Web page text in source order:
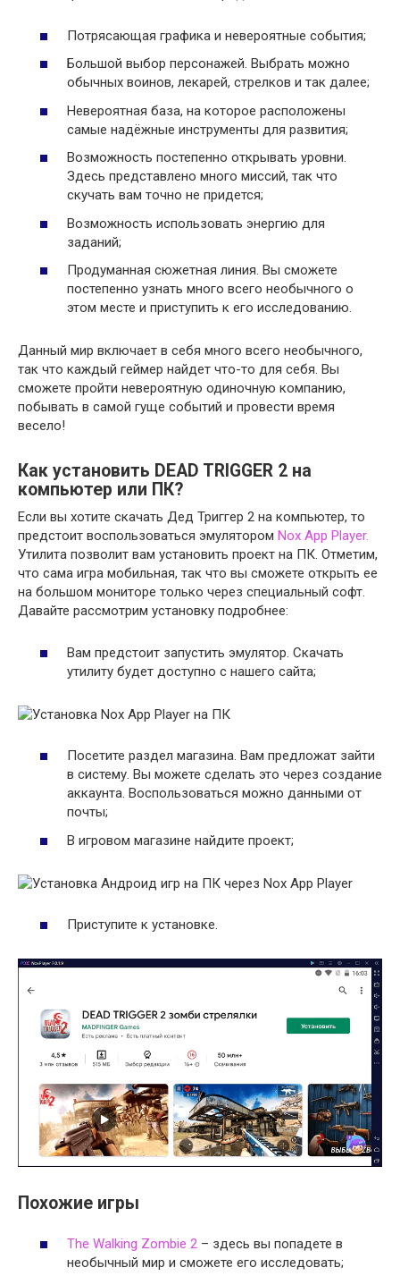
Потрясающая графика и невероятные события;
Большой выбор персонажей. Выбрать можно
обычных воинов, лекарей, стрелков и так далее;
Невероятная база, на которое расположены
самые надёжные инструменты для развития;
Возможность постепенно открывать уровни.
Здесь представлено много миссий, так что
скучать вам точно не придется;
Возможность использовать энергию для
заданий;
Продуманная сюжетная линия. Вы сможете
постепенно узнать много всего необычного о
этом месте и приступить к его исследованию.
Данный мир включает в себя много всего необычного,
так что каждый геймер найдет что-то для себя. Вы
сможете пройти невероятную одиночную компанию,
побывать в самой гуще событий и провести время
весело!
Как установить DEAD TRIGGER 2 на
компьютер или ПК?
Если вы хотите скачать Дед Триггер 2 на компьютер, то
предстоит воспользоваться эмулятором Nox App Player.
Утилита позволит вам установить проект на ПК. Отметим,
что сама игра мобильная, так что вы сможете открыть ее
на большом мониторе только через специальный софт.
Давайте рассмотрим установку подробнее:
Вам предстоит запустить эмулятор. Скачать
утилиту будет доступно с нашего сайта;
Посетите раздел магазина. Вам предложат зайти
в систему. Вы можете сделать это через создание
аккаунта. Воспользоваться можно данными от
почты;
В игровом магазине найдите проект;
Приступите к установке.
Похожие игры
The Walking Zombie 2 – здесь вы попадете в
необычный мир и сможете его исследовать;